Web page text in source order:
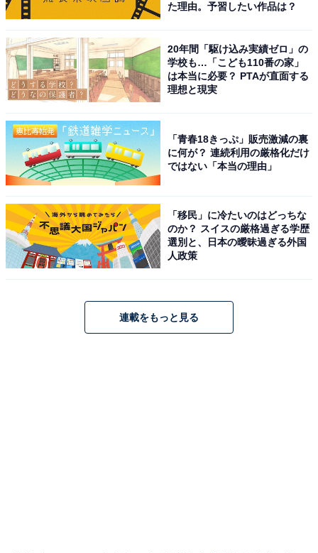
た理由。予習したい作品は？
20年間「駆け込み実績ゼロ」の
学校も…「こども110番の家」
は本当に必要？ PTAが直面する
理想と現実
「青春18きっぷ」販売激減の裏
に何が？ 連続利用の厳格化だけ
ではない「本当の理由」
「移民」に冷たいのはどっちな
のか？ スイスの厳格過ぎる学歴
選別と、日本の曖昧過ぎる外国
人政策
連載をもっと見る